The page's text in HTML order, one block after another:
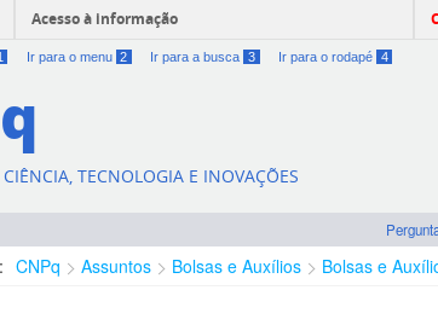
Acesso à informação
Ir para o menu 2 Ir para a busca 3 Ir para o rodapé 4
TECNOLOGIA E INOVAÇÕES
CNPq Assuntos Bolsas e Auxílios Bolsas e